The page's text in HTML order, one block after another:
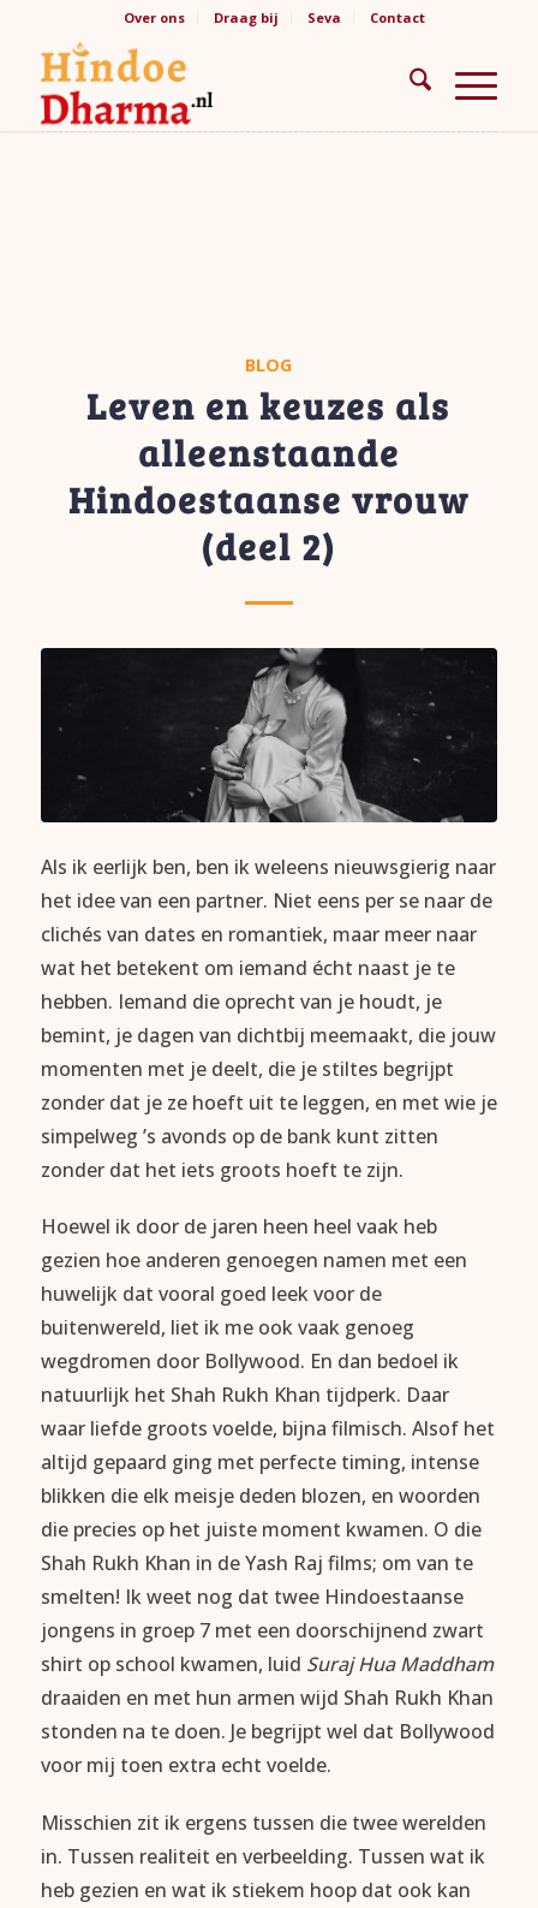
Over ons Draag bij Seva Contact
BLOG
Leven en keuzes als
alleenstaande
Hindoestaanse vrouw
(deel 2)
Als ik eerlijk ben, ben ik weleens nieuwsgierig naar
het idee van een partner. Niet eens per se naar de
clichés van dates en romantiek, maar meer naar
wat het betekent om iemand écht naast je te
hebben. Iemand die oprecht van je houdt, je
bemint, je dagen van dichtbij meemaakt, die jouw
momenten met je deelt, die je stiltes begrijpt
zonder dat je ze hoeft uit te leggen, en met wie je
simpelweg ’s avonds op de bank kunt zitten
zonder dat het iets groots hoeft te zijn.
Hoewel ik door de jaren heen heel vaak heb
gezien hoe anderen genoegen namen met een
huwelijk dat vooral goed leek voor de
buitenwereld, liet ik me ook vaak genoeg
wegdromen door Bollywood. En dan bedoel ik
natuurlijk het Shah Rukh Khan tijdperk. Daar
waar liefde groots voelde, bijna filmisch. Alsof het
altijd gepaard ging met perfecte timing, intense
blikken die elk meisje deden blozen, en woorden
die precies op het juiste moment kwamen. O die
Shah Rukh Khan in de Yash Raj films; om van te
smelten! Ik weet nog dat twee Hindoestaanse
jongens in groep 7 met een doorschijnend zwart
shirt op school kwamen, luid Suraj Hua Maddham
draaiden en met hun armen wijd Shah Rukh Khan
stonden na te doen. Je begrijpt wel dat Bollywood
voor mij toen extra echt voelde.
Misschien zit ik ergens tussen die twee werelden
in. Tussen realiteit en verbeelding. Tussen wat ik
heb gezien en wat ik stiekem hoop dat ook kan